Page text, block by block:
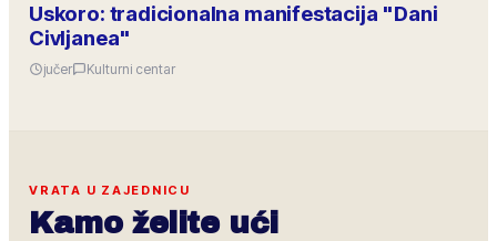
Uskoro: tradicionalna manifestacija "Dani
Civljanea"
jučer Kulturni centar
VRATA U ZAJEDNICU
Kamo želite ući